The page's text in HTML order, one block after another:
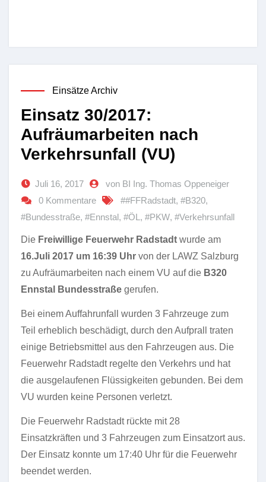
Einsätze Archiv
Einsatz 30/2017:
Aufräumarbeiten nach
Verkehrsunfall (VU)
Juli 16, 2017
von BI Ing. Thomas Oppeneiger
0 Kommentare
##FFRadstadt, #B320,
#Bundesstraße, #Ennstal, #ÖL , #PKW, #Verkehrsunfall
Die Freiwillige Feuerwehr Radstadt wurde am
16.Juli 2017 um 16:39 Uhr von der LAWZ Salzburg
zu Aufräumarbeiten nach einem VU auf die B320
Ennstal Bundesstraße gerufen.
Bei einem Auffahrunfall wurden 3 Fahrzeuge zum
Teil erheblich beschädigt, durch den Aufprall traten
einige Betriebsmittel aus den Fahrzeugen aus. Die
Feuerwehr Radstadt regelte den Verkehrs und hat
die ausgelaufenen Flüssigkeiten gebunden. Bei dem
VU wurden keine Personen verletzt.
Die Feuerwehr Radstadt rückte mit 28
Einsatzkräften und 3 Fahrzeugen zum Einsatzort aus.
Der Einsatz konnte um 17:40 Uhr für die Feuerwehr
beendet werden.